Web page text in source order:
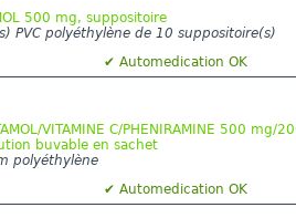
500 mg, suppositoire
PVC polyéthylène de 10 suppositoire(s)
✔ Automedication OK
VITAMINE C/PHENIRAMINE 500 mg/
buvable en sachet
polyéthylène
✔ Automedication OK